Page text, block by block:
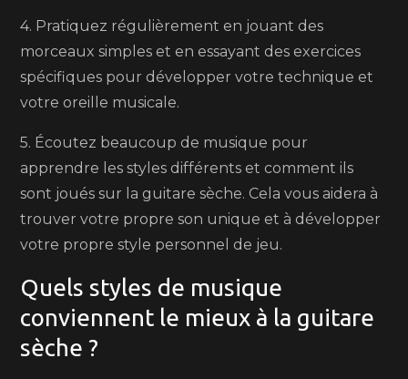
4. Pratiquez régulièrement en jouant des
morceaux simples et en essayant des exercices
spécifiques pour développer votre technique et
votre oreille musicale.
5. Écoutez beaucoup de musique pour
apprendre les styles différents et comment ils
sont joués sur la guitare sèche. Cela vous aidera à
trouver votre propre son unique et à développer
votre propre style personnel de jeu.
Quels styles de musique
conviennent le mieux à la guitare
sèche ?